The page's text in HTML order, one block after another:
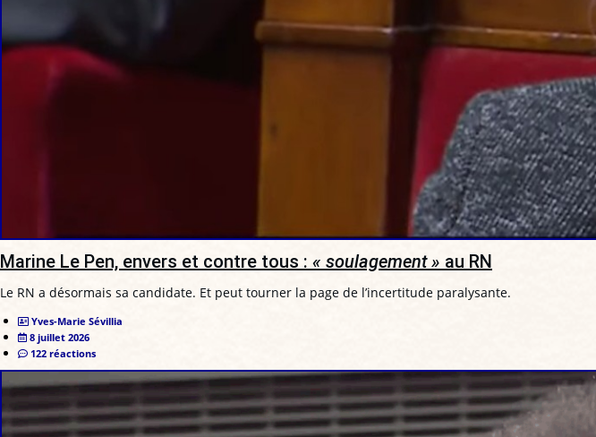
Marine Le Pen, envers et contre tous : « soulagement » au RN
Le RN a désormais sa candidate. Et peut tourner la page de l’incertitude paralysante.
Yves-Marie Sévillia
8 juillet 2026
122 réactions